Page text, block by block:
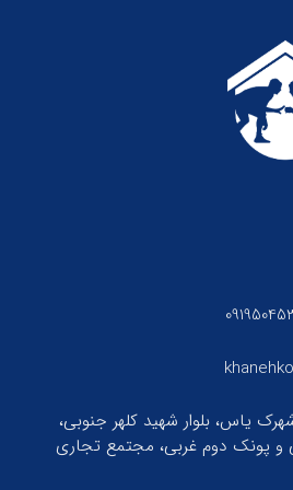
یاس، بلوار شهید کلهر جنوبی،
و پونک دوم غربی، مجتمع تجاری